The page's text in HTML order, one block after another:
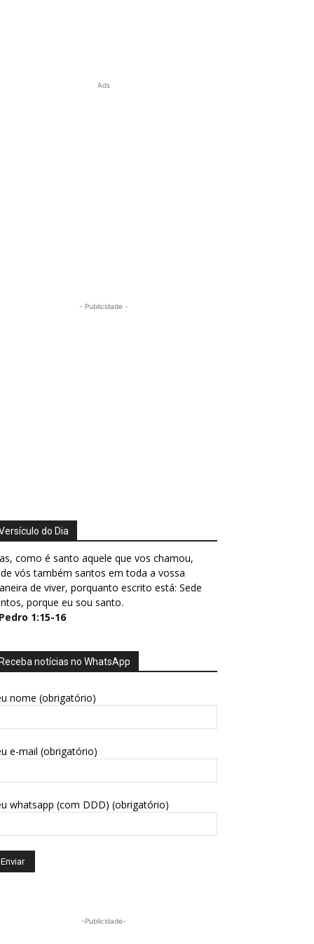
Ads
- Publicidade -
do Dia
como é santo aquele que vos chamou,
vós também santos em toda a vossa
de viver, porquanto escrito está: Sede
porque eu sou santo.
1:15-16
Receba notícias no WhatsApp
nome (obrigatório)
e-mail (obrigatório)
whatsapp (com DDD) (obrigatório)
-Publicidade-